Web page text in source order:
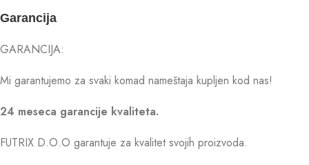
Garancija
GARANCIJA:
Mi garantujemo za svaki komad nameštaja kupljen kod nas!
24 meseca garancije kvaliteta.
FUTRIX D.O.O garantuje za kvalitet svojih proizvoda.